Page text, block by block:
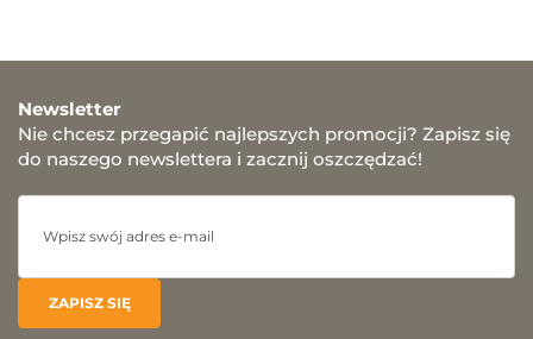
Newsletter
Nie chcesz przegapić najlepszych promocji? Zapisz się
do naszego newslettera i zacznij oszczędzać!